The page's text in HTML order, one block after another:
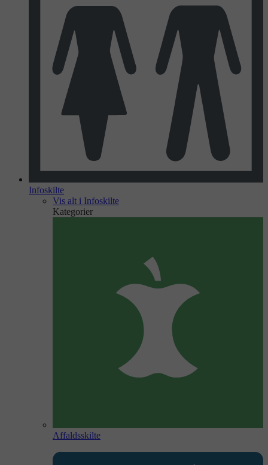
Infoskilte
Vis alt i Infoskilte
Kategorier
Affaldsskilte